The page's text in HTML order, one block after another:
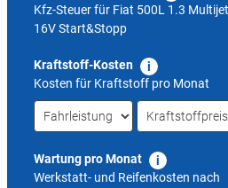
Kfz-Steuer für Fiat 500L 1.3 Multijet
16V Start&Stopp
Kraftstoff-Kosten
Kosten für Kraftstoff pro Monat
Wartung pro Monat
Werkstatt- und Reifenkosten nach